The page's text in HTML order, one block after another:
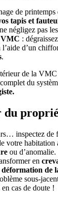
de printemps
tapis et
négligez pas les
VMC :
l’aide d’un
.
de la
du
du
inspectez de
votre
ou
en
déformation de
sous-
cas de doute !